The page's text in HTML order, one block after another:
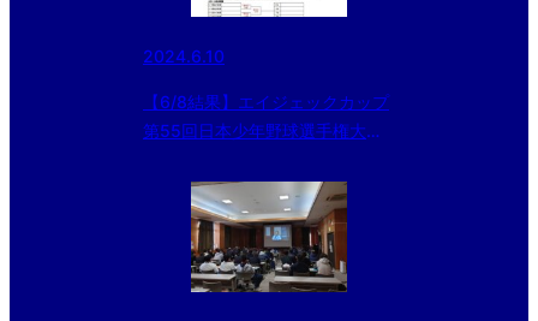
2024.6.10
【6/8結果】エイジェックカップ
第55回日本少年野球選手権大会